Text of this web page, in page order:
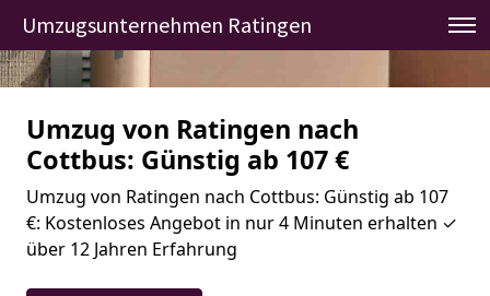
Umzugsunternehmen Ratingen
Umzug von Ratingen nach
Cottbus: Günstig ab 107 €
Umzug von Ratingen nach Cottbus: Günstig ab 107
€: Kostenloses Angebot in nur 4 Minuten erhalten ✓
über 12 Jahren Erfahrung